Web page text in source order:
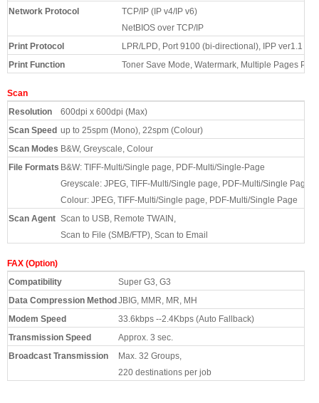
Network Protocol
TCP/IP (IP v4/IP v6)
NetBIOS over TCP/IP
Print Protocol
LPR/LPD, Port 9100 (bi-directional), IPP ver1.1
Print Function
Toner Save Mode, Watermark, Multiple Pages Per
Scan
Resolution
600dpi x 600dpi (Max)
Scan Speed up to 25spm (Mono), 22spm (Colour)
Scan Modes B&W, Greyscale, Colour
File Formats B&W: TIFF-Multi/Single page, PDF-Multi/Single-Page
Greyscale: JPEG, TIFF-Multi/Single page, PDF-Multi/Single Page
Colour: JPEG, TIFF-Multi/Single page, PDF-Multi/Single Page
Scan Agent Scan to USB, Remote TWAIN,
Scan to File (SMB/FTP), Scan to Email
FAX (Option)
Compatibility
Super G3, G3
Data Compression Method JBIG, MMR, MR, MH
Modem Speed
33.6kbps --2.4Kbps (Auto Fallback)
Transmission Speed
Approx. 3 sec.
Broadcast Transmission
Max. 32 Groups,
220 destinations per job